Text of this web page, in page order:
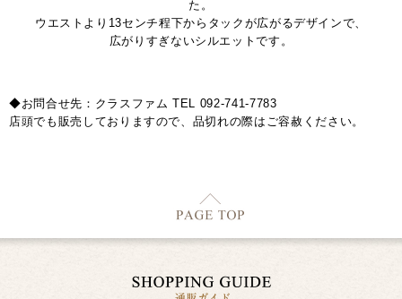
た。
ウエストより13センチ程下からタックが広がるデザインで、
広がりすぎないシルエットです。
◆お問合せ先：クラスファム TEL 092-741-7783
店頭でも販売しておりますので、品切れの際はご容赦ください。